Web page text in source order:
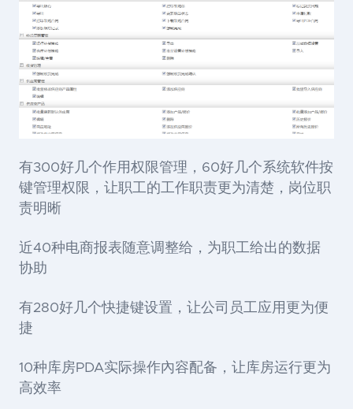
有300好几个作用权限管理，60好几个系统软件按
键管理权限，让职工的工作职责更为清楚，岗位职
责明晰
近40种电商报表随意调整给，为职工给出的数据
协助
有280好几个快捷键设置，让公司员工应用更为便
捷
10种库房PDA实际操作內容配备，让库房运行更为
高效率